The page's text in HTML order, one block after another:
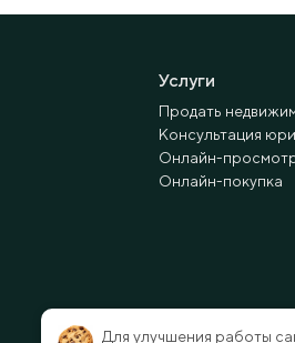
Услуги
Продать
Консультация
Онлайн-
Онлайн-покупка
Для улучшения работы